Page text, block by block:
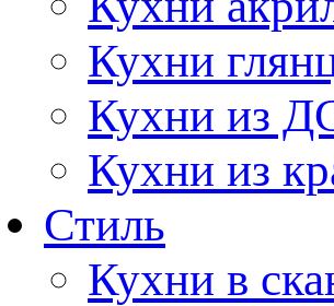
Кухни
Кухни из
Кухни из
Стиль
Кухни в